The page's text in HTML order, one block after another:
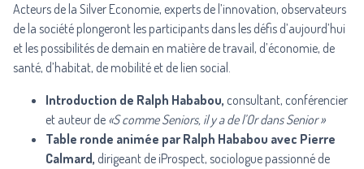
Acteurs de la Silver Economie, experts de l’innovation, observateurs
de la société plongeront les participants dans les défis d’aujourd’hui
et les possibilités de demain en matière de travail, d’économie, de
santé, d’habitat, de mobilité et de lien social.
Introduction de Ralph Hababou, consultant, conférencier
et auteur de «S comme Seniors, il y a de l’Or dans Senior »
Table ronde animée par Ralph Hababou avec Pierre
Calmard, dirigeant de iProspect, sociologue passionné de